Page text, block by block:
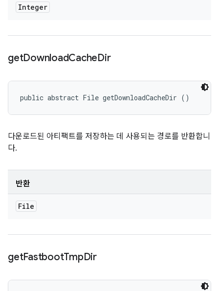
Integer
getDownloadCacheDir
public abstract File getDownloadCacheDir ()
다운로드된 아티팩트를 저장하는 데 사용되는 경로를 반환합니
다.
반환
File
getFastbootTmpDir